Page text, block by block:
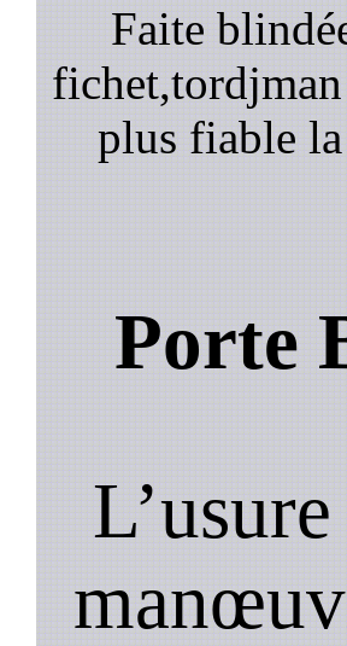
Faite
plus fiable
Porte